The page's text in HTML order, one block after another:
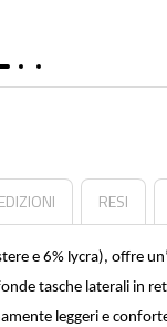
RESI
e 6% lycra), offre
tasche laterali in
leggeri e